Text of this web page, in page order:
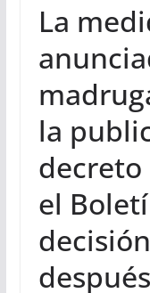
La
la
decreto
el